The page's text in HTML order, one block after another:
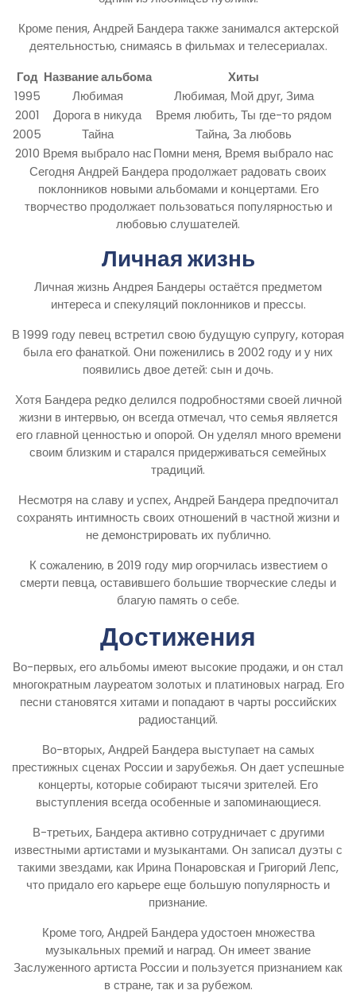
Кроме пения, Андрей Бандера также занимался актерской
деятельностью, снимаясь в фильмах и телесериалах.
Год Название альбома
Хиты
1995
Любимая
Любимая, Мой друг, Зима
2001
Дорога в никуда
Время любить, Ты где-то рядом
2005
Тайна
Тайна, За любовь
2010 Время выбрало насПомни меня, Время выбрало нас
Сегодня Андрей Бандера продолжает радовать своих
поклонников новыми альбомами и концертами. Его
творчество продолжает пользоваться популярностью и
любовью слушателей.
Личная жизнь
Личная жизнь Андрея Бандеры остаётся предметом
интереса и спекуляций поклонников и прессы.
В 1999 году певец встретил свою будущую супругу, которая
была его фанаткой. Они поженились в 2002 году и у них
появились двое детей: сын и дочь.
Хотя Бандера редко делился подробностями своей личной
жизни в интервью, он всегда отмечал, что семья является
его главной ценностью и опорой. Он уделял много времени
своим близким и старался придерживаться семейных
традиций.
Несмотря на славу и успех, Андрей Бандера предпочитал
сохранять интимность своих отношений в частной жизни и
не демонстрировать их публично.
К сожалению, в 2019 году мир огорчилась известием о
смерти певца, оставившего большие творческие следы и
благую память о себе.
Достижения
Во-первых, его альбомы имеют высокие продажи, и он стал
многократным лауреатом золотых и платиновых наград. Его
песни становятся хитами и попадают в чарты российских
радиостанций.
Во-вторых, Андрей Бандера выступает на самых
престижных сценах России и зарубежья. Он дает успешные
концерты, которые собирают тысячи зрителей. Его
выступления всегда особенные и запоминающиеся.
В-третьих, Бандера активно сотрудничает с другими
известными артистами и музыкантами. Он записал дуэты с
такими звездами, как Ирина Понаровская и Григорий Лепс,
что придало его карьере еще большую популярность и
признание.
Кроме того, Андрей Бандера удостоен множества
музыкальных премий и наград. Он имеет звание
Заслуженного артиста России и пользуется признанием как
в стране, так и за рубежом.